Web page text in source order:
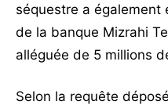
séquestre a également
de la banque Mizrahi
alléguée de 5 millions
Selon la requête